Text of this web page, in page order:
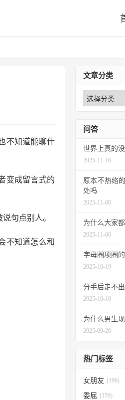
不知道能聊什
变成留言式的
句点别人。
不知道怎么和
文章分类
问答
世界上真的
2025-11-16
原本不热络
处吗
2025-11-06
为什么大家
2025-11-06
字母圈项圈
2025-10-19
分手后走不
2025-10-10
为什么男生
2025-09-20
热门标签
女朋友 (196)
委屈 (159)